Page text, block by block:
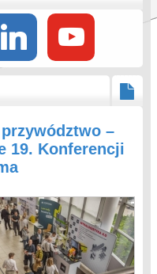
–
19. Konferencji